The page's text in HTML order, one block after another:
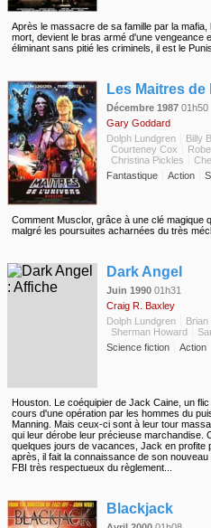
Après le massacre de sa famille par la
mort, devient le bras armé d'une vengeance
éliminant sans pitié les criminels, il est le
Les Maitres
Décembre 1987 01h50
Gary Goddard
Dolph Lundgren
Billy
Courteney Cox
Christina Pickles
Fantastique
Action
Comment Musclor, grâce à une clé magique
malgré les poursuites acharnées du très
Dark Angel
Juin 1990 01h31
Craig R. Baxley
Dolph Lundgren
Brian
Sherman Howard
Science fiction
Action
Houston. Le coéquipier de Jack Caine, un
cours d'une opération par les hommes du
Manning. Mais ceux-ci sont à leur tour
qui leur dérobe leur précieuse marchandise.
quelques jours de vacances, Jack en profite
après, il fait la connaissance de son
FBI très respectueux du règlement...
Blackjack